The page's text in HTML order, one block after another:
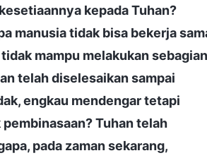
kepada Tuhan?
manusia tidak bisa bekerja
mampu melakukan sebagian
telah diselesaikan sampai
engkau mendengar tetapi
Tuhan telah
pada zaman sekarang,